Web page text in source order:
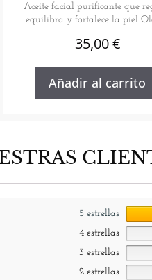
Aceite facial purificante que
equilibra y fortalece la piel
35,00€
Añadir al carrito
5 estrellas
4 estrellas
3 estrellas
2 estrellas